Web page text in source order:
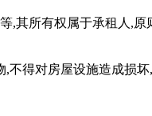
,其所有权属于承租人,
得对房屋设施造成损